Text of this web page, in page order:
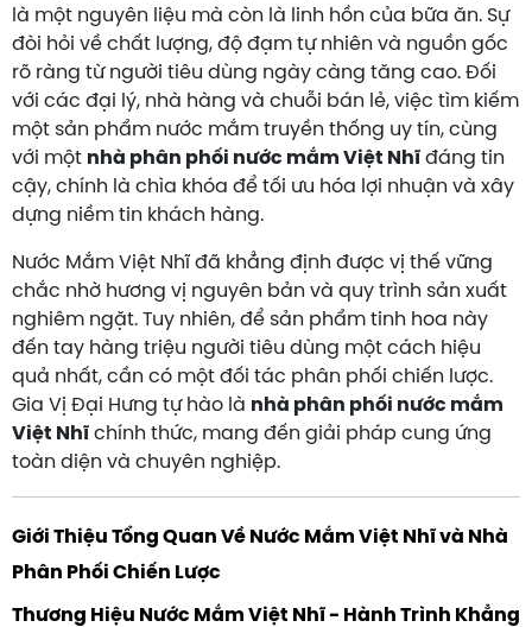
là một nguyên liệu mà còn là linh hồn của bữa ăn. Sự
đòi hỏi về chất lượng, độ đạm tự nhiên và nguồn gốc
rõ ràng từ người tiêu dùng ngày càng tăng cao. Đối
với các đại lý, nhà hàng và chuỗi bán lẻ, việc tìm kiếm
một sản phẩm nước mắm truyền thống uy tín, cùng
với một nhà phân phối nước mắm Việt Nhĩ đáng tin
cậy, chính là chìa khóa để tối ưu hóa lợi nhuận và xây
dựng niềm tin khách hàng.
Nước Mắm Việt Nhĩ đã khẳng định được vị thế vững
chắc nhờ hương vị nguyên bản và quy trình sản xuất
nghiêm ngặt. Tuy nhiên, để sản phẩm tinh hoa này
đến tay hàng triệu người tiêu dùng một cách hiệu
quả nhất, cần có một đối tác phân phối chiến lược.
Gia Vị Đại Hưng tự hào là nhà phân phối nước mắm
Việt Nhĩ chính thức, mang đến giải pháp cung ứng
toàn diện và chuyên nghiệp.
Giới Thiệu Tổng Quan Về Nước Mắm Việt Nhĩ và Nhà
Phân Phối Chiến Lược
Thương Hiệu Nước Mắm Việt Nhĩ - Hành Trình Khẳng